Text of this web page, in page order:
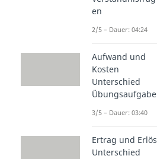
en
2/5 – Dauer: 04:24
Aufwand und
Kosten
Unterschied
Übungsaufgabe
3/5 – Dauer: 03:40
Ertrag und Erlös
Unterschied